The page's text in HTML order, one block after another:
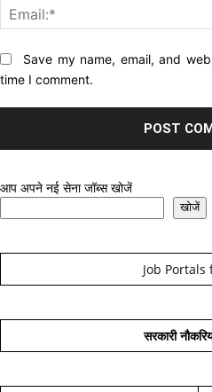
Website:Save my name, email, and
time I comment.
आप अपने नई सेना जॉब्स खोजें
खोजें
Job Portals
सरकारी